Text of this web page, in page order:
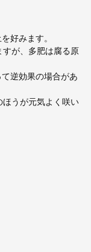
好みます。
が、多肥は腐る原
逆効果の場合があ
うが元気よく咲い